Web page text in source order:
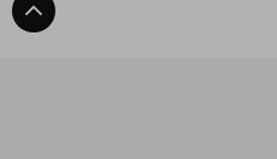
Нагоре